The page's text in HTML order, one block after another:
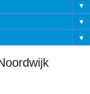
▼
▼
▼